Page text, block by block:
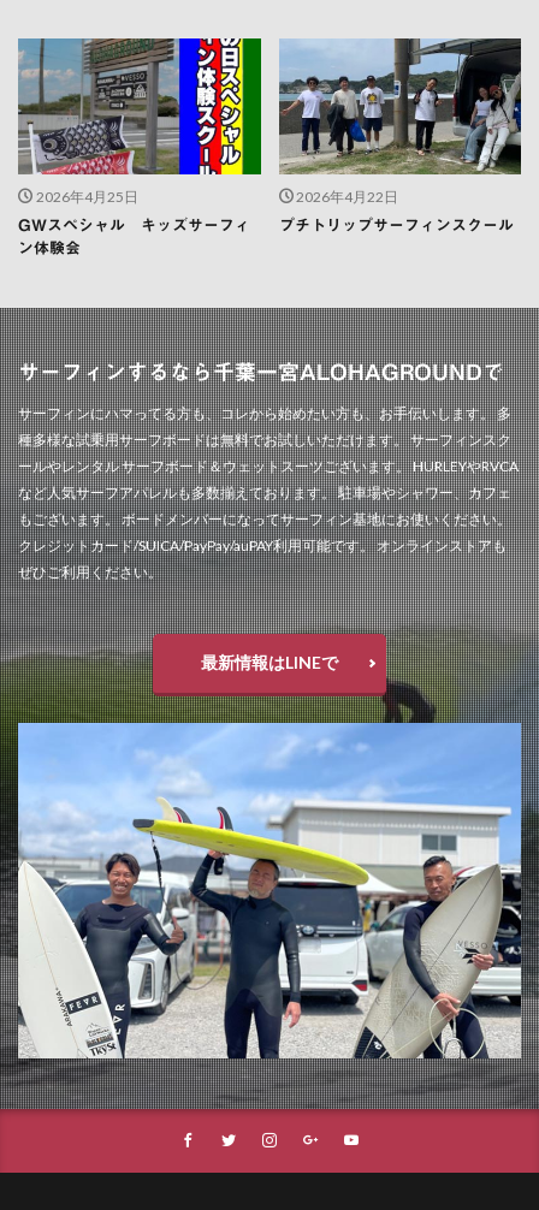
2026年4月25日
GWスペシャル キッズサーフィ
ン体験会
2026年4月22日
プチトリップサーフィンスクール
サーフィンするなら千葉一宮ALOHAGROUNDで
サーフィンにハマってる方も、コレから始めたい方も、お手伝いします。 多
種多様な試乗用サーフボードは無料でお試しいただけます。 サーフィンスク
ールやレンタル サーフボード＆ウェットスーツございます。 HURLEYやRVCA
など人気サーフアパレルも多数揃えております。 駐車場やシャワー、カフェ
もございます。 ボードメンバーになってサーフィン基地にお使いください。
クレジットカード/SUICA/PayPay/auPAY利用可能です。 オンラインストアも
ぜひご利用ください。
最新情報はLINEで